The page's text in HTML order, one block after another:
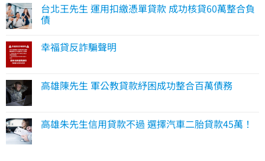
台北王先生 運用扣繳憑單貸款 成功核貸60萬整合負
債
幸福貸反詐騙聲明
高雄陳先生 軍公教貸款紓困成功整合百萬債務
高雄朱先生信用貸款不過 選擇汽車二胎貸款45萬！